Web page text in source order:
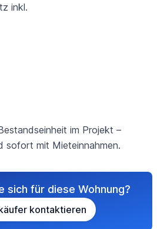
inkl.
im Projekt –
sofort mit Mieteinnahmen.
sich für diese Wohnung?
kontaktieren